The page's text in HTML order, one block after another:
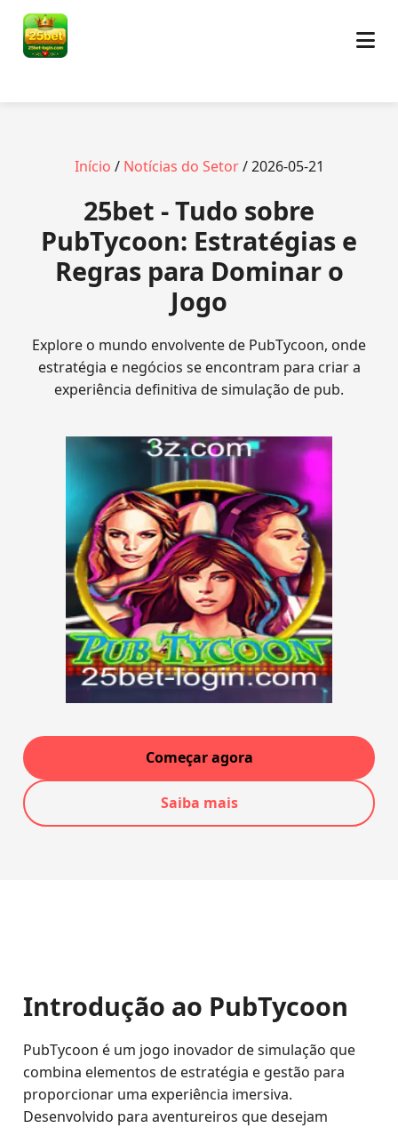
Início / Notícias do Setor/ 2026-05-21
25bet - Tudo sobre
PubTycoon: Estratégias e
Regras para Dominar o
Jogo
Explore o mundo envolvente de PubTycoon, onde
estratégia e negócios se encontram para criar a
experiência definitiva de simulação de pub.
Começar agora
Saiba mais
Introdução ao PubTycoon
PubTycoon é um jogo inovador de simulação que
combina elementos de estratégia e gestão para
proporcionar uma experiência imersiva.
Desenvolvido para aventureiros que desejam